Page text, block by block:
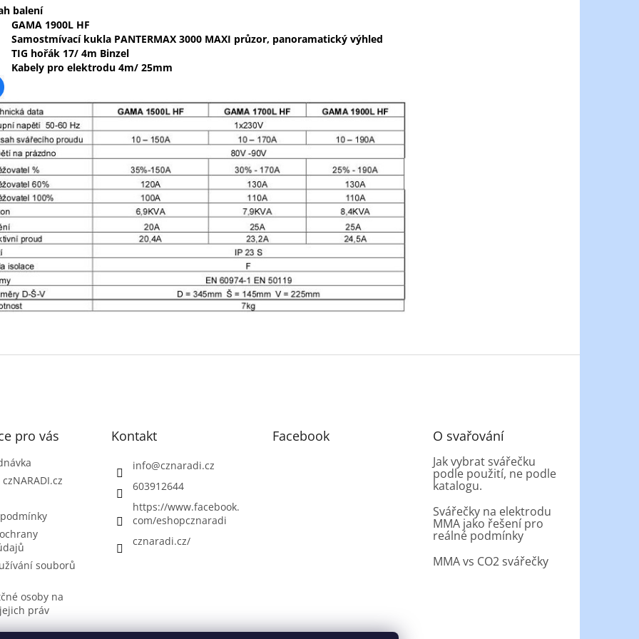
balení
GAMA 1900L HF
Samostmívací kukla PANTERMAX 3000 MAXI průzor, panoramatický výhled
TIG hořák 17/ 4m Binzel
Kabely pro elektrodu 4m/ 25mm
pro vás
souborů
osoby na
práv
Kontakt
info@cznaradi.cz
603912644
https://www.facebook.
com/eshopcznaradi
cznaradi.cz/
Facebook O svařování
Jak vybrat svářečku
podle použití, ne podle
katalogu.
Svářečky na elektrodu
MMA jako řešení pro
reálné podmínky
MMA vs CO2 svářečky